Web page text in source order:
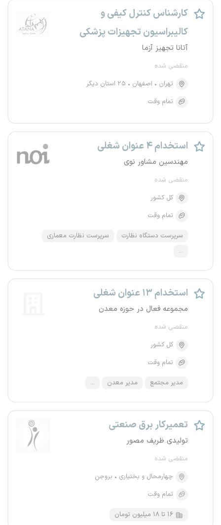
کارشناس کنترل کیفی و
کالیبراسیون تجهیزات پزشکی
آتانا تجهیز آزما
منقضی شده
تهران
اصفهان
۲۵ استان دیگر
تمام وقت
استخدام ۴ عنوان شغلی
مهندسین مشاور نوی
منقضی شده
کل کشور
تمام وقت
سرپرست دستگاه نظارت
سرپرست نظارت معماری
...
استخدام ۱۳ عنوان شغلی
مجموعه فعال در حوزه معدن
منقضی شده
کل کشور
تمام وقت
مدیر مجتمع مدیر معدن ...
تعمیرکار برق صنعتی
تولیدی ظریف مصور
منقضی شده
چهارمحال و بختیاری
بروجن
تمام وقت
۱۶ تا ۱۸ میلیون تومان